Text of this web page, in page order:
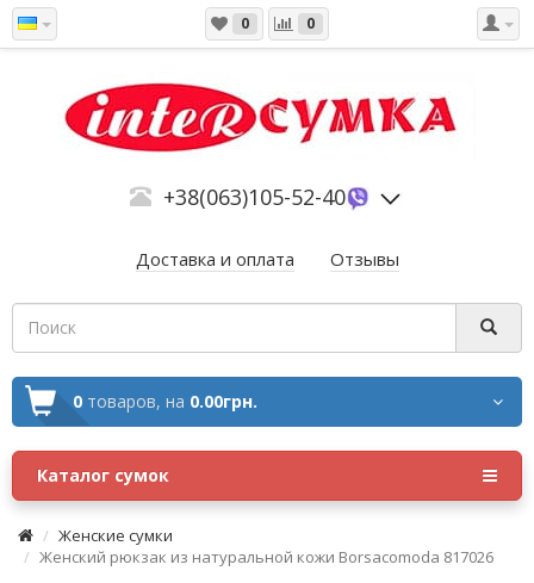
0 0
+38(063)105-52-40
Доставка и оплата Отзывы
0 товаров, на 0.00грн.
Каталог сумок
Женские сумки
Женский рюкзак из натуральной кожи Borsacomoda 817026